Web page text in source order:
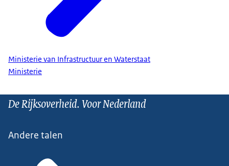
Ministerie van Infrastructuur en Waterstaat
Ministerie
De Rijksoverheid. Voor Nederland
Andere talen